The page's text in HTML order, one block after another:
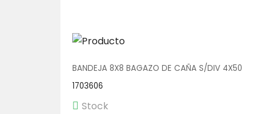
BANDEJA 8X8 BAGAZO DE CAÑA S/DIV 4X50
1703606
Stock